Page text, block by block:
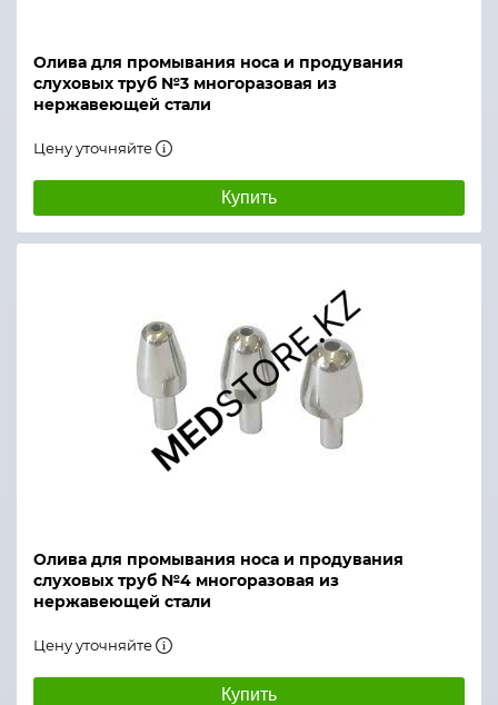
Олива для промывания носа и продувания
слуховых труб №3 многоразовая из
нержавеющей стали
Цену уточняйте
Купить
Олива для промывания носа и продувания
слуховых труб №4 многоразовая из
нержавеющей стали
Цену уточняйте
Купить